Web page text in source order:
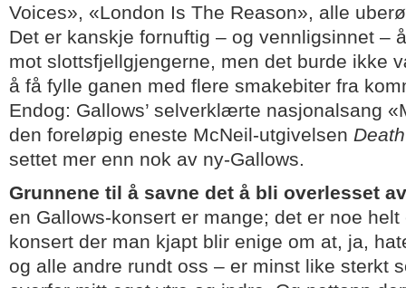
Voices», «London Is The Reason», alle
Det er kanskje fornuftig – og vennligsinnet –
mot slottsfjellgjengerne, men det burde ikke
å få fylle ganen med flere smakebiter fra
Endog: Gallows’ selverklærte nasjonalsang
den foreløpig eneste McNeil-utgivelsen
settet mer enn nok av ny-Gallows.
Grunnene til å savne det å bli overlesset
en Gallows-konsert er mange; det er noe
konsert der man kjapt blir enige om at, ja,
og alle andre rundt oss – er minst like sterkt